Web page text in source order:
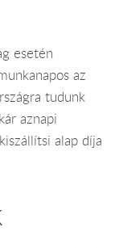
esetén
az
tudunk
aznapi
alap díja